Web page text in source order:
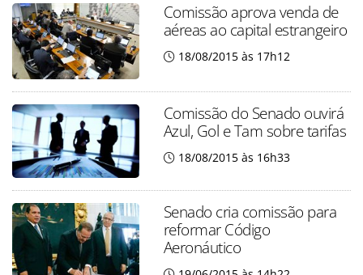
Comissão aprova venda de
aéreas ao capital estrangeiro
18/08/2015 às 17h12
Comissão do Senado ouvirá
Azul, Gol e Tam sobre tarifas
18/08/2015 às 16h33
Senado cria comissão para
reformar Código
Aeronáutico